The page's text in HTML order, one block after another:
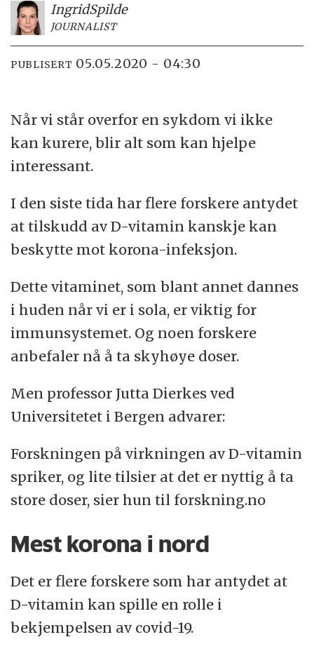
IngridSpilde
JOURNALIST
PUBLISERT 05.05.2020 - 04:30
Når vi står overfor en sykdom vi ikke
kan kurere, blir alt som kan hjelpe
interessant.
I den siste tida har flere forskere antydet
at tilskudd av D-vitamin kanskje kan
beskytte mot korona-infeksjon.
Dette vitaminet, som blant annet dannes
i huden når vi er i sola, er viktig for
immunsystemet. Og noen forskere
anbefaler nå å ta skyhøye doser.
Men professor Jutta Dierkes ved
Universitetet i Bergen advarer:
Forskningen på virkningen av D-vitamin
spriker, og lite tilsier at det er nyttig å ta
store doser, sier hun til forskning.no
Mest korona i nord
Det er flere forskere som har antydet at
D-vitamin kan spille en rolle i
bekjempelsen av covid-19.